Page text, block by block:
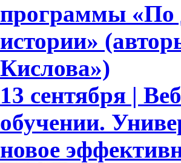
программы «По
истории»
Кислова»)
13 сентября |
обучении.
новое